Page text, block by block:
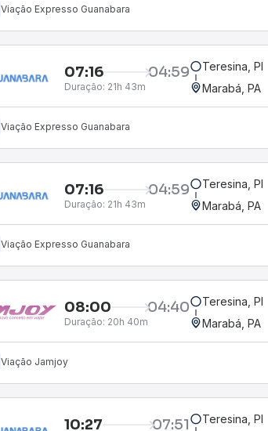
Viação Expresso Guanabara
07:16 04:59
Duração: 21h 43m
Teresina, PI
Marabá, PA
Viação Expresso Guanabara
07:16 04:59
Duração: 21h 43m
Teresina, PI
Marabá, PA
Viação Expresso Guanabara
08:00 04:40
Duração: 20h 40m
Teresina, PI
Marabá, PA
Viação Jamjoy
10:27 07:51
Teresina, PI